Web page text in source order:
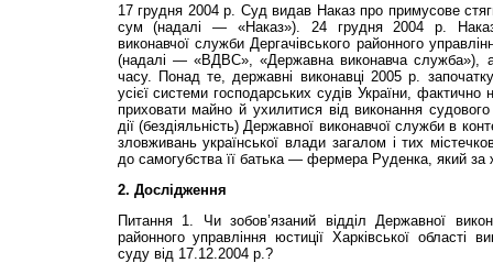
17 грудня 2004 р. Суд видав Наказ про примусове
сум (надалі — «Наказ»). 24 грудня 2004 р. Наказ
виконавчої служби Дергачівського районного
(надалі — «ВДВС», «Державна виконавча служба»),
часу. Понад те, державні виконавці 2005 р.
усієї системи господарських судів України,
приховати майно й ухилитися від виконання
дії (бездіяльність) Державної виконавчої служби в
зловживань української влади загалом і тих
до самогубства її батька — фермера Руденка, який
2. Дослідження
Питання 1. Чи зобов’язаний відділ Державної
районного управління юстиції Харківської області
суду від 17.12.2004 р.?